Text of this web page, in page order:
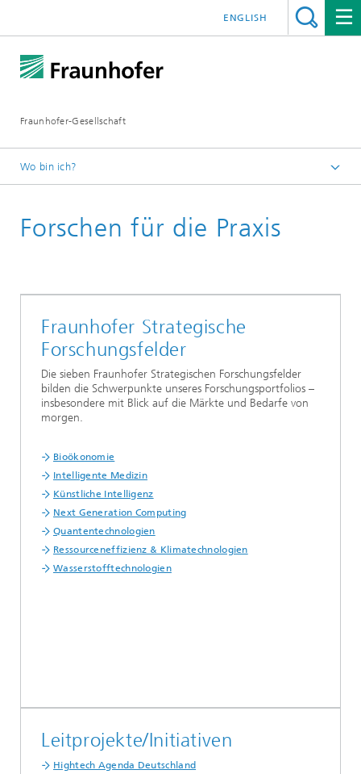
Fraunhofer-Gesellschaft
ENGLISH
Wo bin ich?
Forschen für die Praxis
Fraunhofer Strategische
Forschungsfelder
Die sieben Fraunhofer Strategischen Forschungsfelder
bilden die Schwerpunkte unseres Forschungsportfolios –
insbesondere mit Blick auf die Märkte und Bedarfe von
morgen.
Bioökonomie
Intelligente Medizin
Künstliche Intelligenz
Next Generation Computing
Quantentechnologien
Ressourceneffizienz & Klimatechnologien
Wasserstofftechnologien
Leitprojekte/Initiativen
Hightech Agenda Deutschland